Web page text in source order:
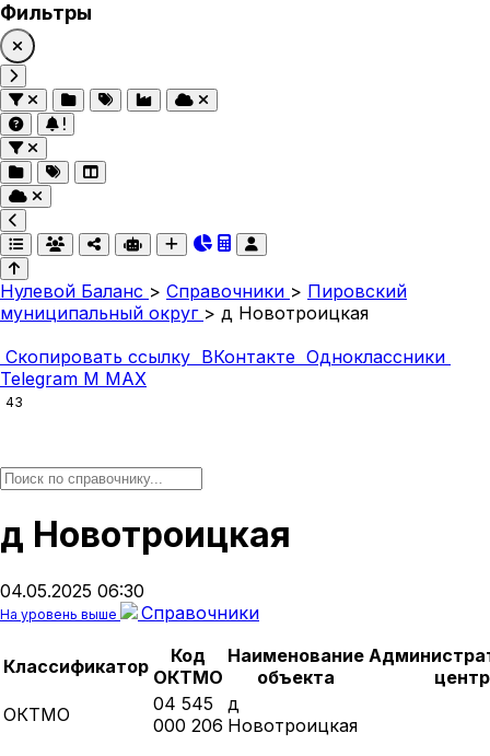
Фильтры
Нулевой Баланс > Справочники > Пировский
муниципальный округ > д Новотроицкая
Скопировать ссылку ВКонтакте Одноклассники
Telegram M MAX
43
д Новотроицкая
04.05.2025 06:30
На уровень выше Справочники
Классификатор
Код
ОКТМО
Наименование
объекта
центр
ОКТМО
04 545
000 206
д
Новотроицкая